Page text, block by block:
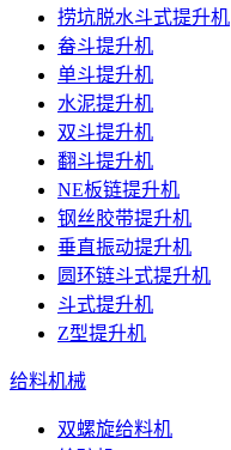
捞坑脱水斗式提升机
畚斗提升机
单斗提升机
水泥提升机
双斗提升机
翻斗提升机
NE板链提升机
钢丝胶带提升机
垂直振动提升机
圆环链斗式提升机
斗式提升机
Z型提升机
给料机械
双螺旋给料机